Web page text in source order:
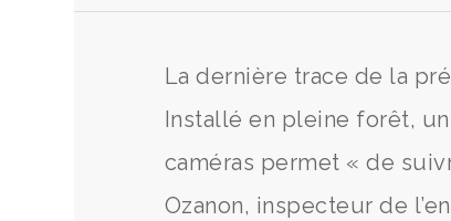
La dernière trace de la
Installé en pleine forêt,
caméras permet « de
Ozanon, inspecteur de